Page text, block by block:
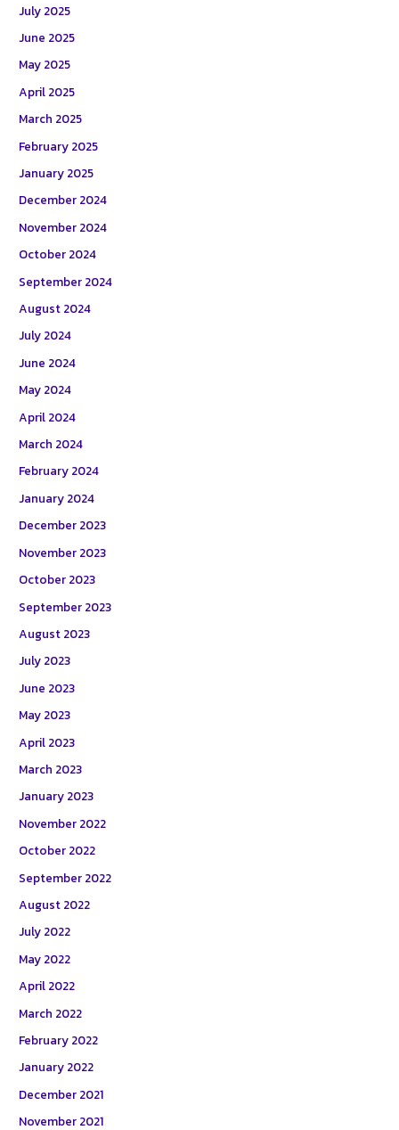
July 2025
June 2025
May 2025
April 2025
March 2025
February 2025
January 2025
December 2024
November 2024
October 2024
September 2024
August 2024
July 2024
June 2024
May 2024
April 2024
March 2024
February 2024
January 2024
December 2023
November 2023
October 2023
September 2023
August 2023
July 2023
June 2023
May 2023
April 2023
March 2023
January 2023
November 2022
October 2022
September 2022
August 2022
July 2022
May 2022
April 2022
March 2022
February 2022
January 2022
December 2021
November 2021